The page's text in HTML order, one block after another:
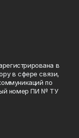
в
в сфере связи,
по
номер ПИ № ТУ